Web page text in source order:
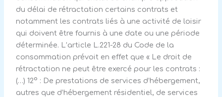
du délai de rétractation certains contrats et
notamment les contrats liés à une activité de loisir
qui doivent être fournis à une date ou une période
déterminée. L’article L.221-28 du Code de la
consommation prévoit en effet que « Le droit de
rétractation ne peut être exercé pour les contrats :
(…) 12° : De prestations de services d’hébergement,
autres que d’hébergement résidentiel, de services